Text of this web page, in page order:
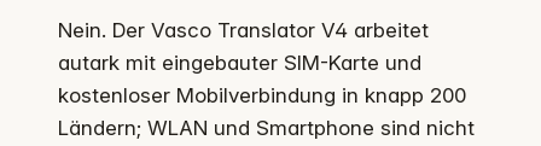
Nein. Der Vasco Translator V4 arbeitet
autark mit eingebauter SIM-Karte und
kostenloser Mobilverbindung in knapp 200
Ländern; WLAN und Smartphone sind nicht